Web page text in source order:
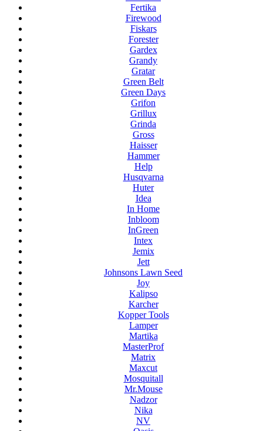
Fertika
Firewood
Fiskars
Forester
Gardex
Grandy
Gratar
Green Belt
Green Days
Grifon
Grillux
Grinda
Gross
Haisser
Hammer
Help
Husqvarna
Huter
Idea
In Home
Inbloom
InGreen
Intex
Jemix
Jett
Johnsons Lawn Seed
Joy
Kalipso
Karcher
Kopper Tools
Lamper
Martika
MasterProf
Matrix
Maxcut
Mosquitall
Mr.Mouse
Nadzor
Nika
NV